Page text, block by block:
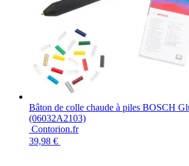
Bâton de colle chaude à piles BOSCH
(06032A2103)
Contorion.fr
39,98 €